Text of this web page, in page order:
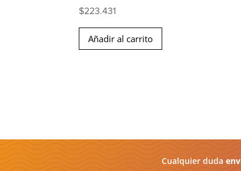
$223.431
Añadir al carrito
Cualquier duda